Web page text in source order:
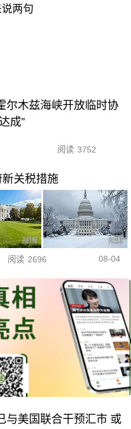
两句
尔木兹海峡开放临时协
成”
阅读 3752
关税措施
阅读 2696 08-04
与美国联合干预汇市 或